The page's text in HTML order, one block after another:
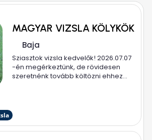
MAGYAR VIZSLA KÖLYKÖK
Baja
Sziasztok vizsla kedvelők! 2026.07.07
-én megérkeztünk, de rövidesen
szeretnénk tovább költözni ehhez...